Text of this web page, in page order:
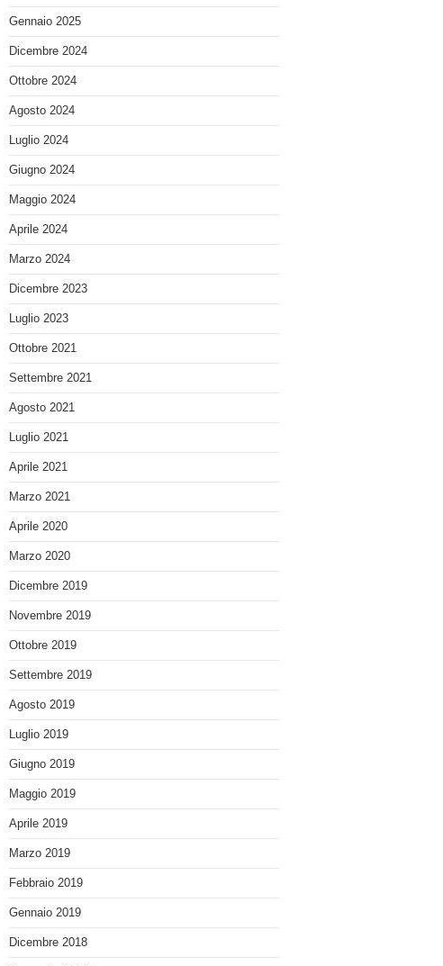
Gennaio 2025
Dicembre 2024
Ottobre 2024
Agosto 2024
Luglio 2024
Giugno 2024
Maggio 2024
Aprile 2024
Marzo 2024
Dicembre 2023
Luglio 2023
Ottobre 2021
Settembre 2021
Agosto 2021
Luglio 2021
Aprile 2021
Marzo 2021
Aprile 2020
Marzo 2020
Dicembre 2019
Novembre 2019
Ottobre 2019
Settembre 2019
Agosto 2019
Luglio 2019
Giugno 2019
Maggio 2019
Aprile 2019
Marzo 2019
Febbraio 2019
Gennaio 2019
Dicembre 2018